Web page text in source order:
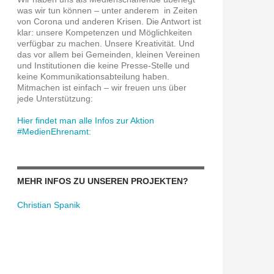
Küche der Zukunft
was wir tun können – unter anderem in Zeiten
von Corona und anderen Krisen. Die Antwort ist
klar: unsere Kompetenzen und Möglichkeiten
verfügbar zu machen. Unsere Kreativität. Und
das vor allem bei Gemeinden, kleinen Vereinen
und Institutionen die keine Presse-Stelle und
keine Kommunikationsabteilung haben.
Mitmachen ist einfach – wir freuen uns über
jede Unterstützung:
Hier findet man alle Infos zur Aktion
#MedienEhrenamt:
MEHR INFOS ZU UNSEREN PROJEKTEN?
Christian Spanik